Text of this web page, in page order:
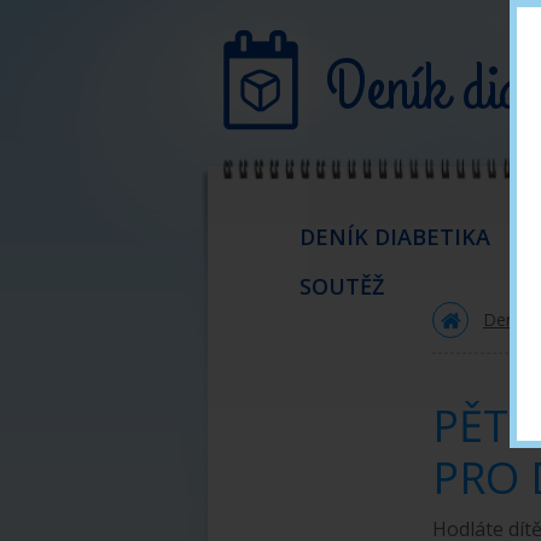
Deník
DENÍK DIABETIKA
CO JE DIABETES MELITUS?
Příznaky onemocnění
SOUTĚŽ
Deník
PĚT
PRO
Hodláte